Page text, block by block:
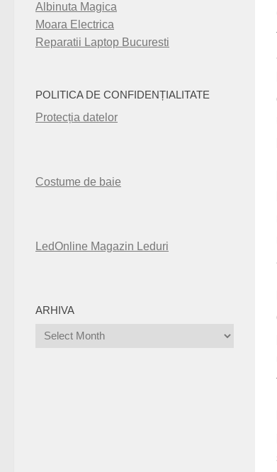
Albinuta Magica
Moara Electrica
Reparatii Laptop Bucuresti
POLITICA DE CONFIDENȚIALITATE
Protecția datelor
Costume de baie
LedOnline Magazin Leduri
ARHIVA
Arhiva